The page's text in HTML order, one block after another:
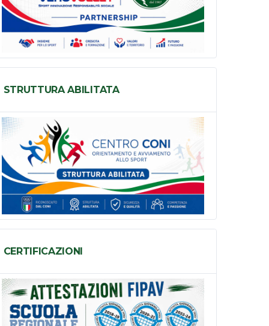
STRUTTURA ABILITATA
CERTIFICAZIONI